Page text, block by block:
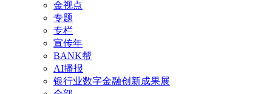
金视点
专题
专栏
宣传年
BANK帮
AI播报
银行业数字金融创新成果展